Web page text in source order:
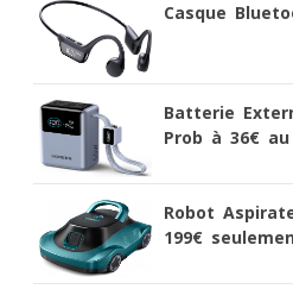
Casque
Batterie
Prob à 36€
Robot
199€